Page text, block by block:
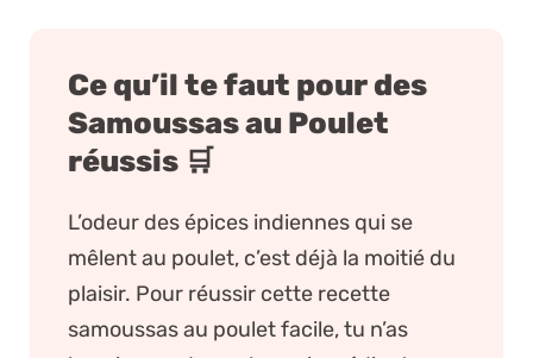
Ce qu’il te faut pour des
Samoussas au Poulet
réussis 🛒
L’odeur des épices indiennes qui se
mêlent au poulet, c’est déjà la moitié du
plaisir. Pour réussir cette recette
samoussas au poulet facile, tu n’as